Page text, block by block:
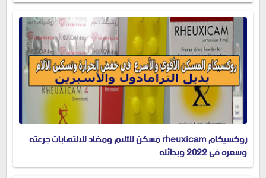
روكسيكام rheuxicam مسكن للآلام ومضاد للالتهابات جرعته
وسعره في 2022 وبدائله